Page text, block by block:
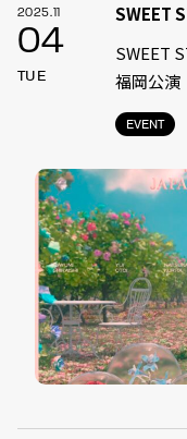
2025.11
04
TUE
EVENT
SWEET
SWEET
福岡公演